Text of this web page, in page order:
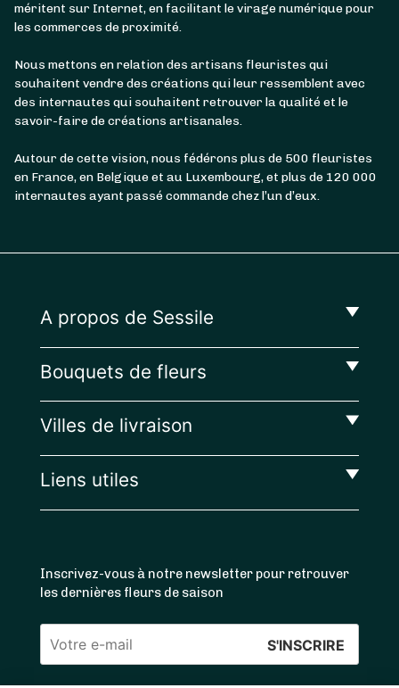
méritent sur Internet, en facilitant le virage numérique pour
les commerces de proximité.
Nous mettons en relation des artisans fleuristes qui
souhaitent vendre des créations qui leur ressemblent avec
des internautes qui souhaitent retrouver la qualité et le
savoir-faire de créations artisanales.
Autour de cette vision, nous fédérons plus de 500 fleuristes
en France, en Belgique et au Luxembourg, et plus de 120 000
internautes ayant passé commande chez l’un d’eux.
A propos de Sessile
Bouquets de fleurs
Villes de livraison
Liens utiles
Inscrivez-vous à notre newsletter pour retrouver
les dernières fleurs de saison